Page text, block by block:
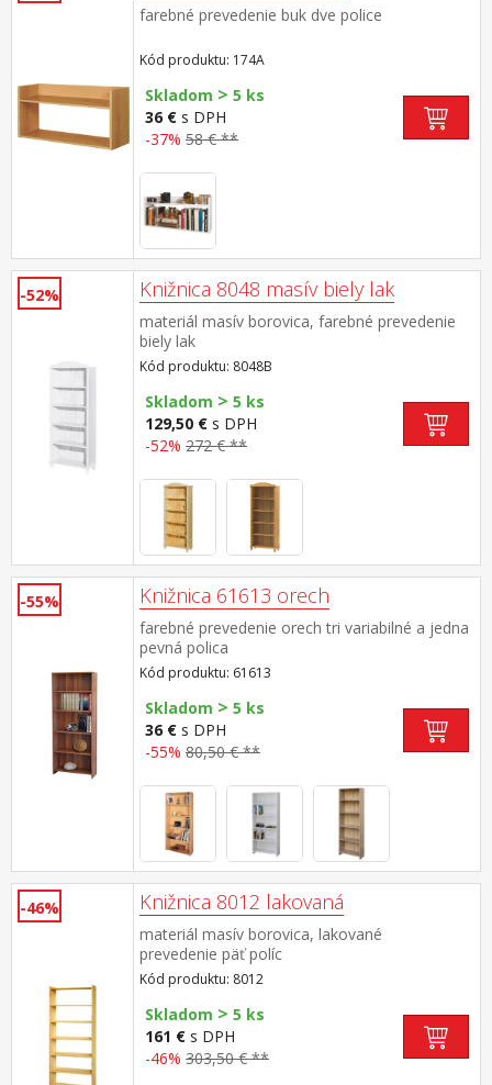
farebné prevedenie buk dve police
Kód produktu: 174A
Skladom > 5 ks
36 € s DPH
-37% 58 € **
-52% Knižnica 8048 masív biely lak
materiál masív borovica, farebné prevedenie
biely lak
Kód produktu: 8048B
Skladom > 5 ks
129,50 € s DPH
-52% 272 € **
-55% Knižnica 61613 orech
farebné prevedenie orech tri variabilné a jedna
pevná polica
Kód produktu: 61613
Skladom > 5 ks
36 € s DPH
-55% 80,50 € **
-46% Knižnica 8012 lakovaná
materiál masív borovica, lakované
prevedenie päť políc
Kód produktu: 8012
Skladom > 5 ks
161 € s DPH
-46% 303,50 € **